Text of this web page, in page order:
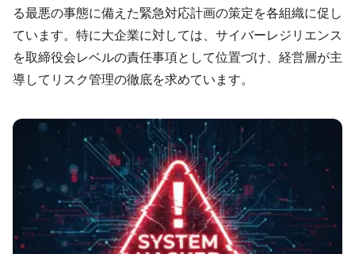
る最悪の事態に備えた緊急対応計画の策定を各組織に促し
ています。特に大企業に対しては、サイバーレジリエンス
を取締役会レベルの責任事項として位置づけ、経営層が主
導してリスク管理の徹底を求めています。